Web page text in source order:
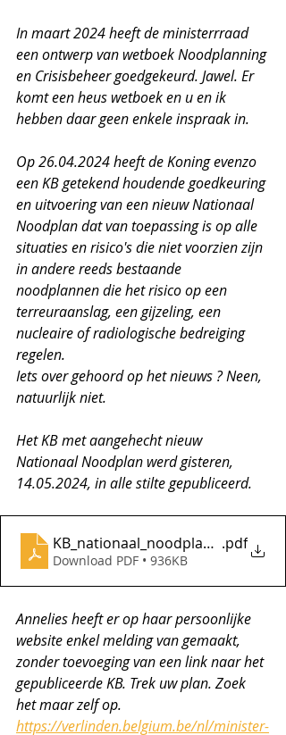
In maart 2024 heeft de ministerrraad
een ontwerp van wetboek Noodplanning
en Crisisbeheer goedgekeurd. Jawel. Er
komt een heus wetboek en u en ik
hebben daar geen enkele inspraak in.
Op 26.04.2024 heeft de Koning evenzo
een KB getekend houdende goedkeuring
en uitvoering van een nieuw Nationaal
Noodplan dat van toepassing is op alle
situaties en risico's die niet voorzien zijn
in andere reeds bestaande
noodplannen die het risico op een
terreuraanslag, een gijzeling, een
nucleaire of radiologische bedreiging
regelen.
Iets over gehoord op het nieuws ? Neen,
natuurlijk niet.
Het KB met aangehecht nieuw
Nationaal Noodplan werd gisteren,
14.05.2024, in alle stilte gepubliceerd.
.pdf
Download PDF • 936KB
Annelies heeft er op haar persoonlijke
website enkel melding van gemaakt,
zonder toevoeging van een link naar het
gepubliceerde KB. Trek uw plan. Zoek
het maar zelf op.
https://verlinden.belgium.be/nl/minister-